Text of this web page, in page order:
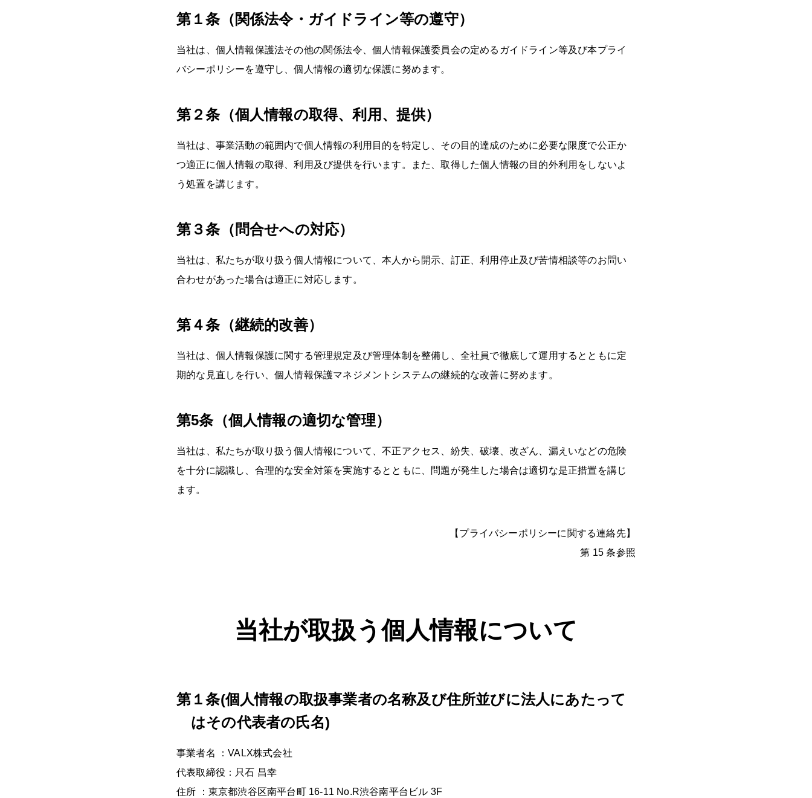
第１条（関係法令・ガイドライン等の遵守）
当社は、個人情報保護法その他の関係法令、個人情報保護委員会の定めるガイドライン等及び本プライ
バシーポリシーを遵守し、個人情報の適切な保護に努めます。
第２条（個人情報の取得、利用、提供）
当社は、事業活動の範囲内で個人情報の利用目的を特定し、その目的達成のために必要な限度で公正か
つ適正に個人情報の取得、利用及び提供を行います。また、取得した個人情報の目的外利用をしないよ
う処置を講じます。
第３条（問合せへの対応）
当社は、私たちが取り扱う個人情報について、本人から開示、訂正、利用停止及び苦情相談等のお問い
合わせがあった場合は適正に対応します。
第４条（継続的改善）
当社は、個人情報保護に関する管理規定及び管理体制を整備し、全社員で徹底して運用するとともに定
期的な見直しを行い、個人情報保護マネジメントシステムの継続的な改善に努めます。
第5条（個人情報の適切な管理）
当社は、私たちが取り扱う個人情報について、不正アクセス、紛失、破壊、改ざん、漏えいなどの危険
を十分に認識し、合理的な安全対策を実施するとともに、問題が発生した場合は適切な是正措置を講じ
ます。
【プライバシーポリシーに関する連絡先】
第 15 条参照
当社が取扱う個人情報について
第１条(個人情報の取扱事業者の名称及び住所並びに法人にあたって
はその代表者の氏名)
事業者名 ：VALX株式会社
代表取締役：只石 昌幸
住所 ：東京都渋谷区南平台町 16-11 No.R渋谷南平台ビル 3F